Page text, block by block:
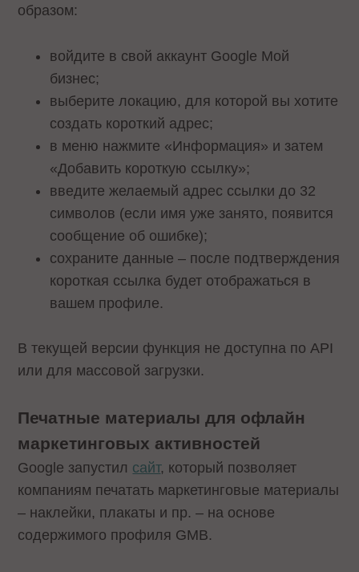
образом:
войдите в свой аккаунт Google Мой
бизнес;
выберите локацию, для которой вы хотите
создать короткий адрес;
в меню нажмите «Информация» и затем
«Добавить короткую ссылку»;
введите желаемый адрес ссылки до 32
символов (если имя уже занято, появится
сообщение об ошибке);
сохраните данные – после подтверждения
короткая ссылка будет отображаться в
вашем профиле.
В текущей версии функция не доступна по API
или для массовой загрузки.
Печатные материалы для офлайн
маркетинговых активностей
Google запустил сайт, который позволяет
компаниям печатать маркетинговые материалы
– наклейки, плакаты и пр. – на основе
содержимого профиля GMB.